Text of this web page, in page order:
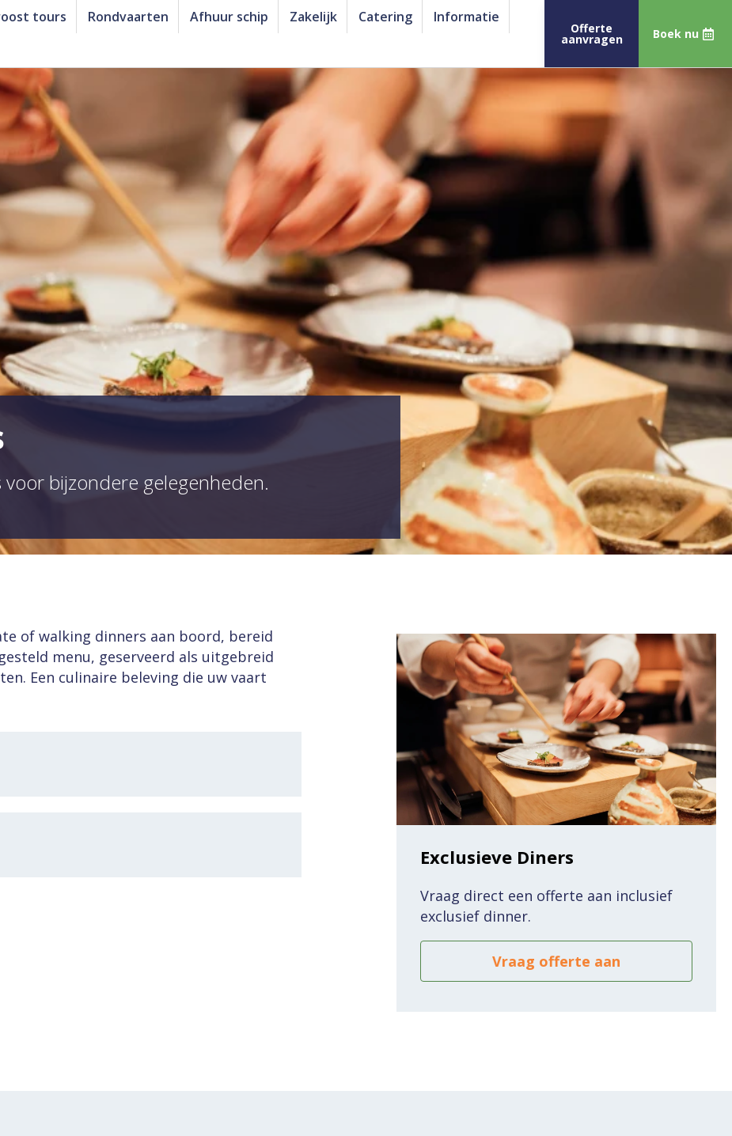
tours Rondvaarten Afhuur schip Zakelijk Catering Informatie
Offerte
aanvragen Boek nu
bijzondere gelegenheden.
of walking dinners aan boord, bereid
menu, geserveerd als uitgebreid
Een culinaire beleving die uw vaart
Exclusieve Diners
Vraag direct een offerte aan inclusief
exclusief dinner.
Vraag offerte aan